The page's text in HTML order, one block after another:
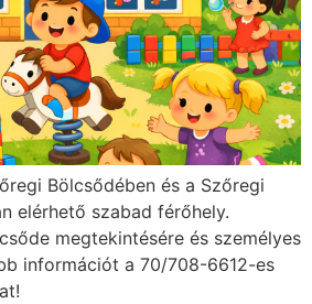
Bölcsődében és a Szőregi
elérhető szabad férőhely.
megtekintésére és személyes
információt a 70/708-6612-es
kaphat!